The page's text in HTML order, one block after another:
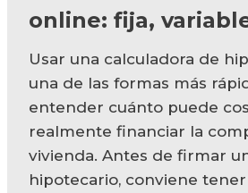
online: fija,
Usar una calculadora de
una de las formas más
entender cuánto puede
realmente financiar la
vivienda. Antes de firmar
hipotecario, conviene